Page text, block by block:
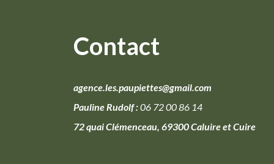
Contact
agence.les.paupiettes@gmail.com
Pauline Rudolf :06 72 00 86 14
72 quai Clémenceau, 69300 Caluire et Cuire